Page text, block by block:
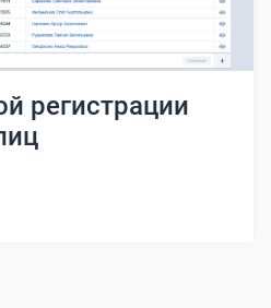
регистрации